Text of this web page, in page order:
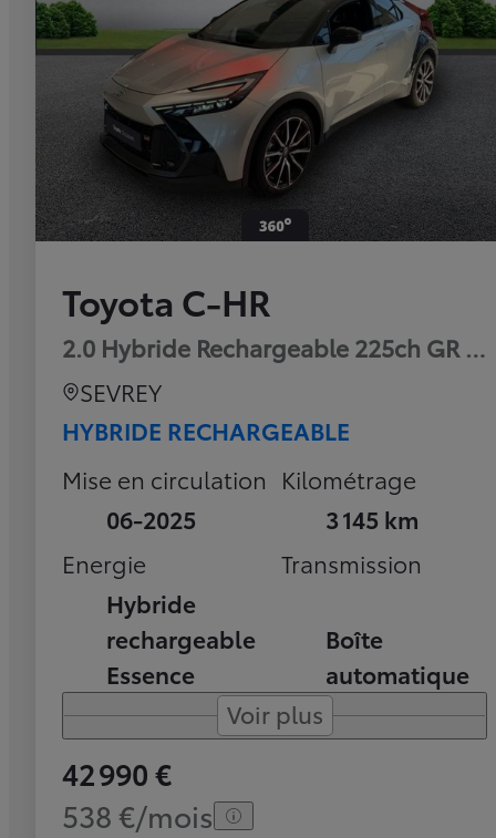
Toyota C-HR
2.0 Hybride Rechargeable 225ch GR
SEVREY
HYBRIDE RECHARGEABLE
Mise en circulation
06-2025
Kilométrage
3 145 km
Energie
Hybride
rechargeable
Essence
Transmission
Boîte
automatique
Voir plus
42 990 €
538 €/mois